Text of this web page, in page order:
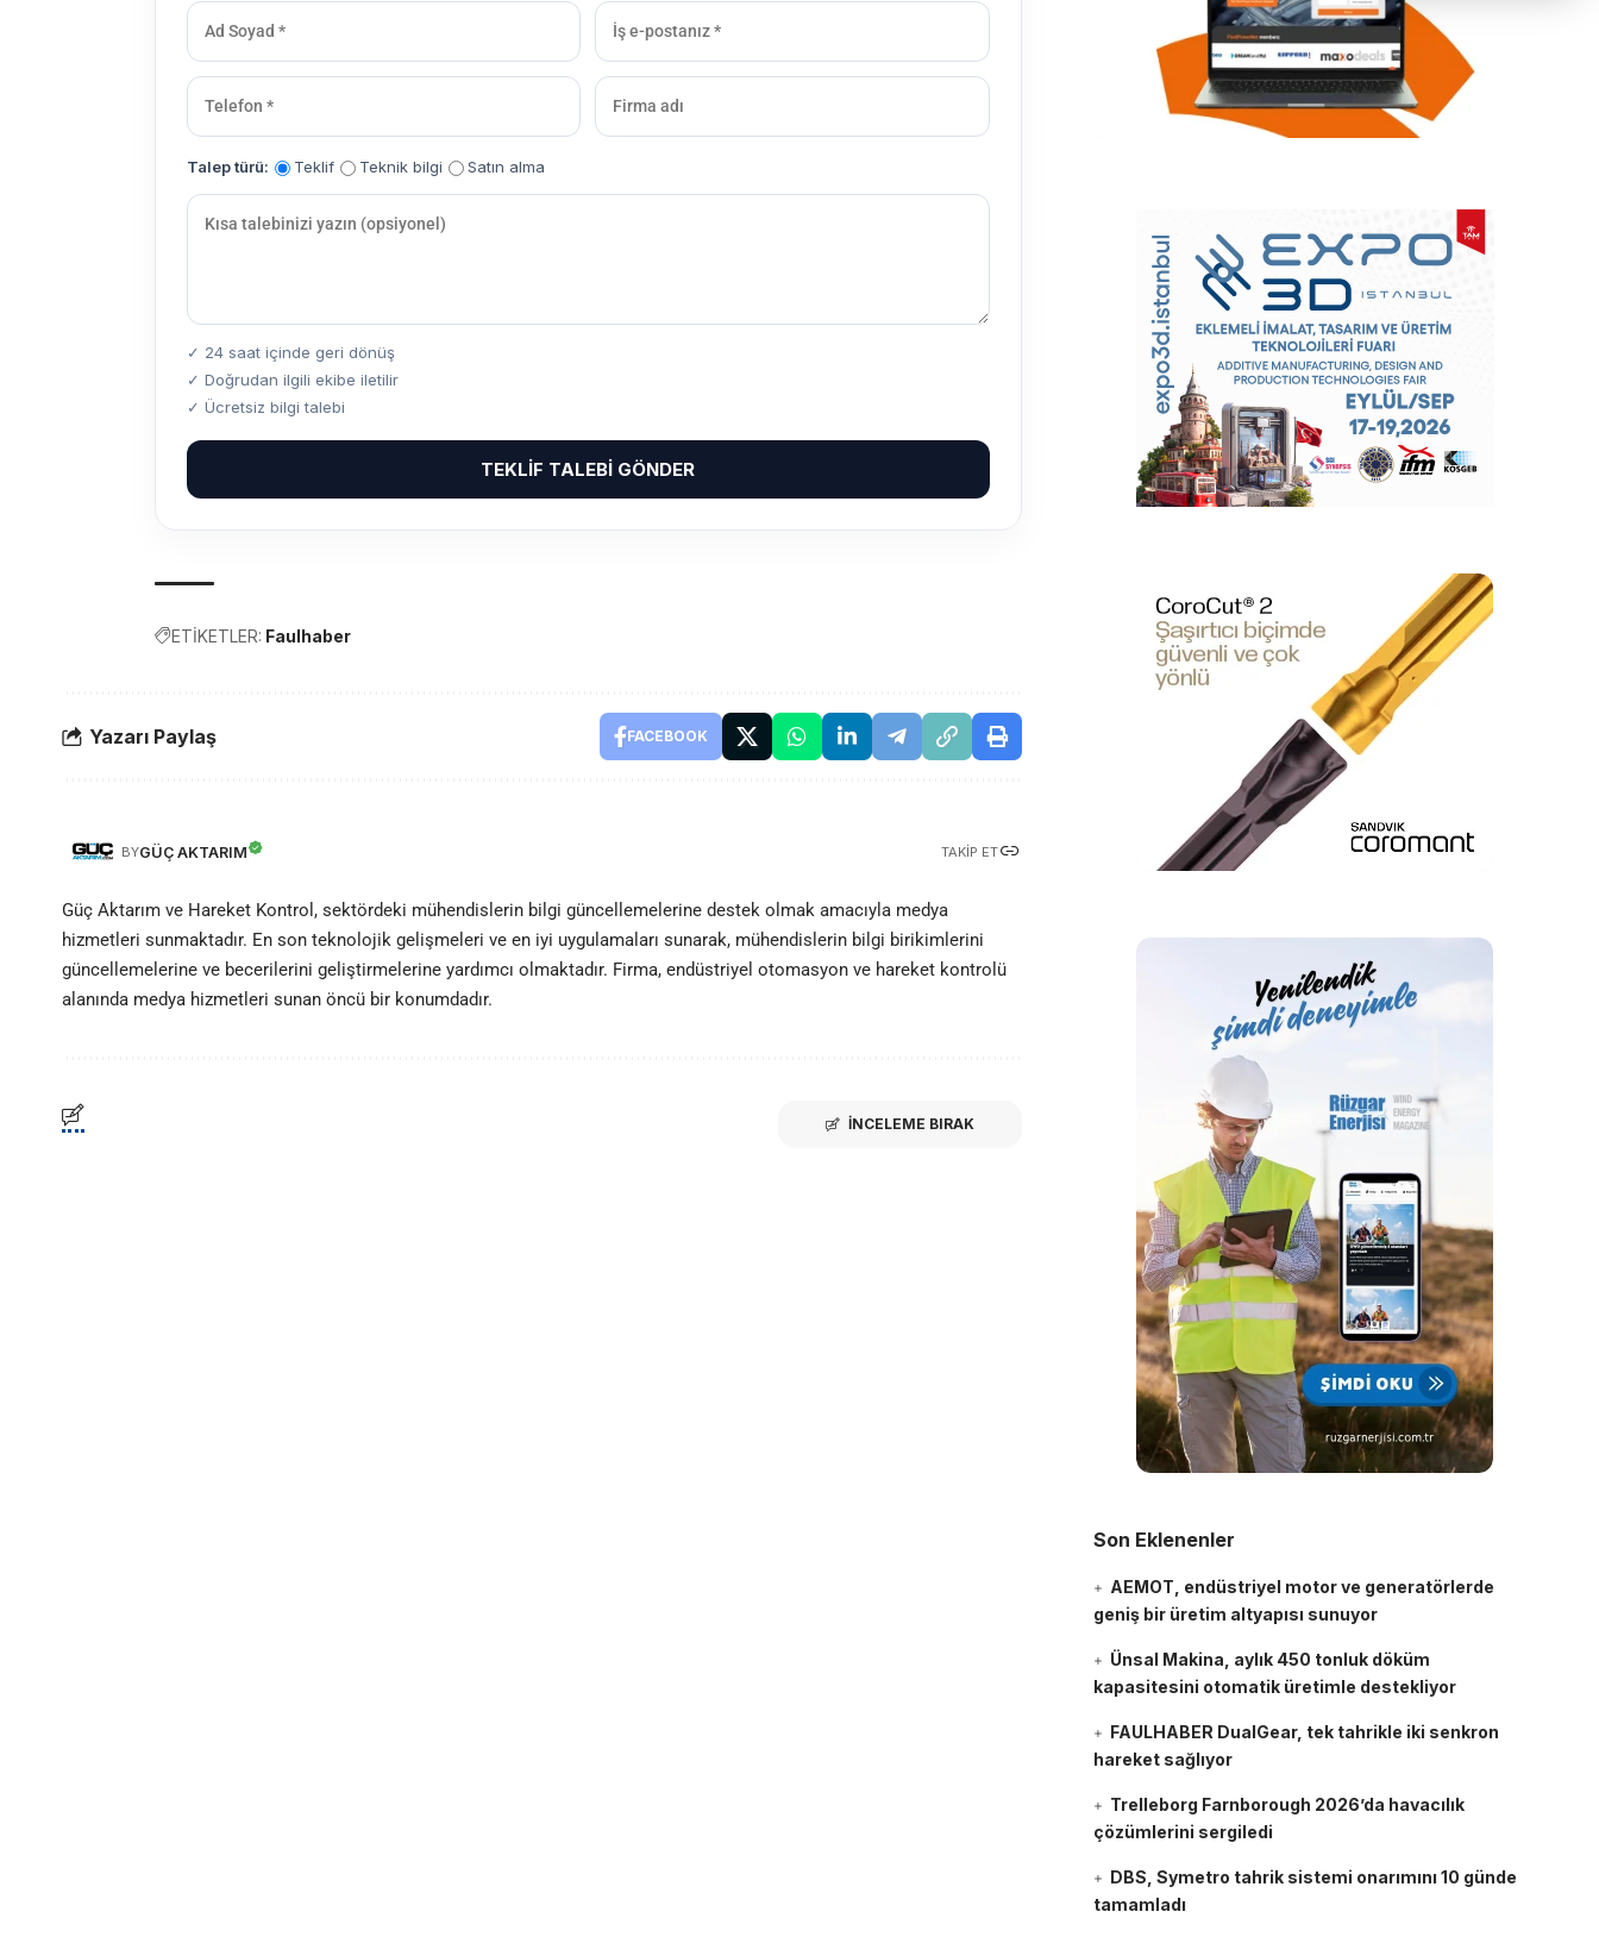
Talep türü: Teklif Teknik bilgi Satın alma
✓ 24 saat içinde geri dönüş
✓ Doğrudan ilgili ekibe iletilir
✓ Ücretsiz bilgi talebi
TEKLIF TALEBI GÖNDER
ETİKETLER: Faulhaber
Yazarı Paylaş FACEBOOK
BYGÜÇ AKTARIM TAKIP ET
Güç Aktarım ve Hareket Kontrol, sektördeki mühendislerin bilgi güncellemelerine destek olmak amacıyla medya
hizmetleri sunmaktadır. En son teknolojik gelişmeleri ve en iyi uygulamaları sunarak, mühendislerin bilgi birikimlerini
güncellemelerine ve becerilerini geliştirmelerine yardımcı olmaktadır. Firma, endüstriyel otomasyon ve hareket kontrolü
alanında medya hizmetleri sunan öncü bir konumdadır.
İNCELEME BIRAK
Son Eklenenler
AEMOT, endüstriyel motor ve generatörlerde
geniş bir üretim altyapısı sunuyor
Ünsal Makina, aylık 450 tonluk döküm
kapasitesini otomatik üretimle destekliyor
FAULHABER DualGear, tek tahrikle iki senkron
hareket sağlıyor
Trelleborg Farnborough 2026’da havacılık
çözümlerini sergiledi
DBS, Symetro tahrik sistemi onarımını 10 günde
tamamladı